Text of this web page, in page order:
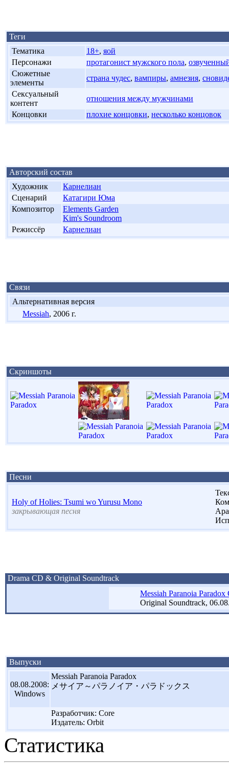
Теги
Тематика 18+, яой
Персонажи протагонист мужского пола,
Сюжетные
элементы
страна чудес, вампиры, амнезия,
Сексуальный
контент
отношения между мужчинами
Концовки плохие концовки, несколько концовок
Авторский состав
Художник
Карнелиан
Сценарий
Катагири Юма
Композитор
Elements Garden
Kim's Soundroom
Режиссёр Карнелиан
Связи
Альтернативная версия
Messiah, 2006 г.
Скриншоты
Песни
Holy of Holies: Tsumi wo Yurusu Mono
закрывающая песня
Drama CD & Original Soundtrack
Messiah Paranoia
Original Soundtrack,
Выпуски
08.08.2008:
Windows
Messiah Paranoia Paradox
メサイア～パラノイア・パラドックス
Разработчик: Core
Издатель: Orbit
Статистика